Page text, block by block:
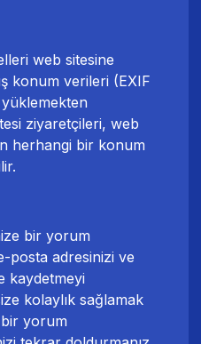
web sitesine
konum verileri (EXIF
ziyaretçileri, web
herhangi bir konum
bir yorum
posta adresinizi ve
kaydetmeyi
kolaylık sağlamak
yorum